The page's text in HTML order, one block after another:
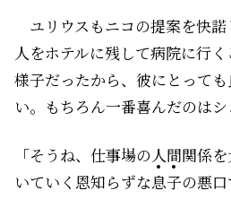
ユリウスもニコの提案を快
人をホテルに残して病院に行
様子だったから、彼にとって
い。もちろん一番喜んだのはシ
「そうね、仕事場の人間関係
いていく恩知らずな息子の悪